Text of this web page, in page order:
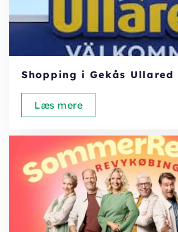
Shopping i Gekås Ullared
Læs mere